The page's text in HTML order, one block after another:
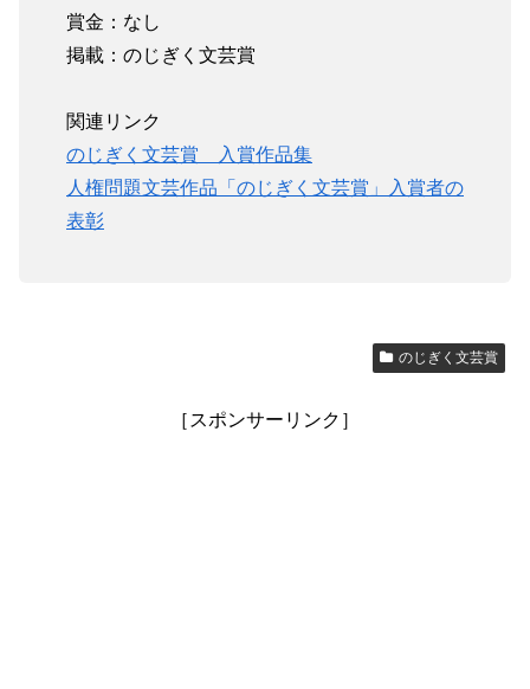
賞金：なし
掲載：のじぎく文芸賞
関連リンク
のじぎく文芸賞 入賞作品集
人権問題文芸作品「のじぎく文芸賞」入賞者の
表彰
のじぎく文芸賞
［スポンサーリンク］